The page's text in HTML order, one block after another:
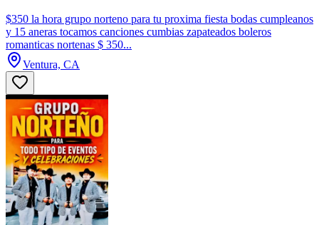
$350 la hora grupo norteno para tu proxima fiesta bodas cumpleanos
y 15 aneras tocamos canciones cumbias zapateados boleros
romanticas nortenas $ 350...
Ventura, CA